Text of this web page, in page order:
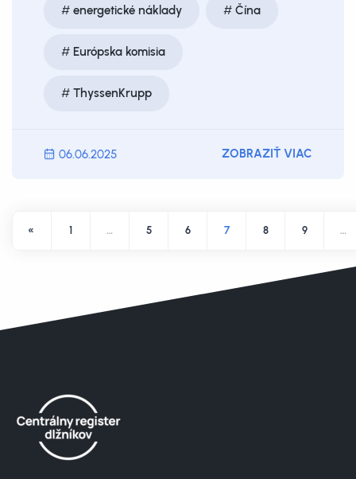
energetické náklady Čína
Európska komisia
ThyssenKrupp
06.06.2025 ZOBRAZIŤ VIAC
« 1 … 5 6 7 8 9 …